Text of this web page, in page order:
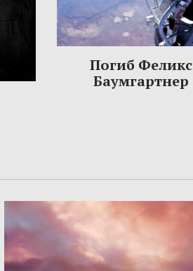
Погиб Феликс
Баумгартнер